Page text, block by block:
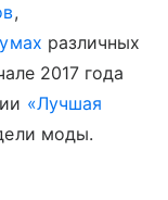
,
различных
2017 года
«Лучшая
моды.